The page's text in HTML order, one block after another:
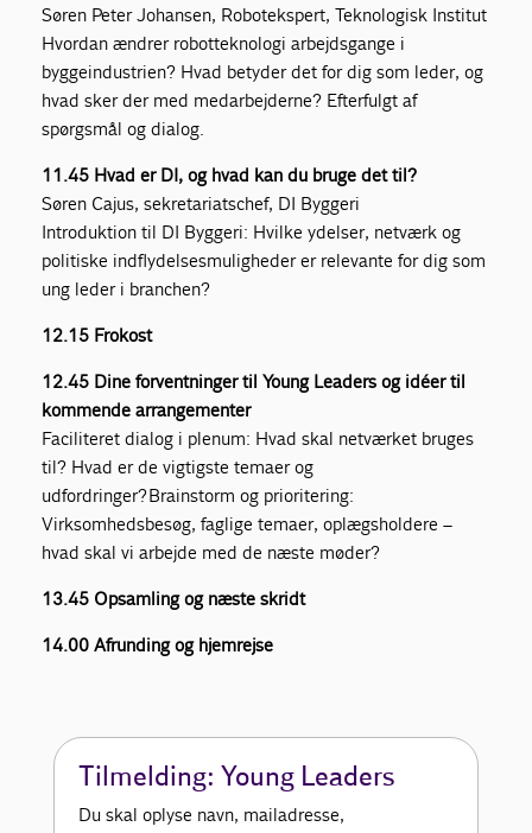
Søren Peter Johansen, Robotekspert, Teknologisk Institut
Hvordan ændrer robotteknologi arbejdsgange i
byggeindustrien? Hvad betyder det for dig som leder, og
hvad sker der med medarbejderne? Efterfulgt af
spørgsmål og dialog.
11.45 Hvad er DI, og hvad kan du bruge det til?
Søren Cajus, sekretariatschef, DI Byggeri
Introduktion til DI Byggeri: Hvilke ydelser, netværk og
politiske indflydelsesmuligheder er relevante for dig som
ung leder i branchen?
12.15 Frokost
12.45 Dine forventninger til Young Leaders og idéer til
kommende arrangementer
Faciliteret dialog i plenum: Hvad skal netværket bruges
til? Hvad er de vigtigste temaer og
udfordringer? Brainstorm og prioritering:
Virksomhedsbesøg, faglige temaer, oplægsholdere –
hvad skal vi arbejde med de næste møder?
13.45 Opsamling og næste skridt
14.00 Afrunding og hjemrejse
Tilmelding: Young Leaders
Du skal oplyse navn, mailadresse,